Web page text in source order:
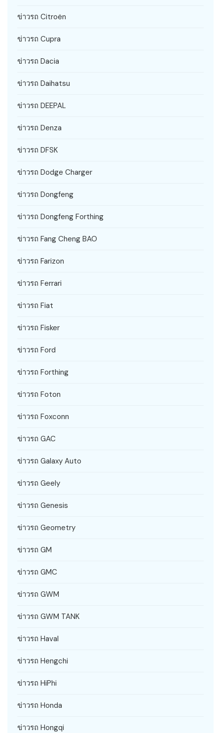
ข่าวรถ Citroën
ข่าวรถ Cupra
ข่าวรถ Dacia
ข่าวรถ Daihatsu
ข่าวรถ DEEPAL
ข่าวรถ Denza
ข่าวรถ DFSK
ข่าวรถ Dodge Charger
ข่าวรถ Dongfeng
ข่าวรถ Dongfeng Forthing
ข่าวรถ Fang Cheng BAO
ข่าวรถ Farizon
ข่าวรถ Ferrari
ข่าวรถ Fiat
ข่าวรถ Fisker
ข่าวรถ Ford
ข่าวรถ Forthing
ข่าวรถ Foton
ข่าวรถ Foxconn
ข่าวรถ GAC
ข่าวรถ Galaxy Auto
ข่าวรถ Geely
ข่าวรถ Genesis
ข่าวรถ Geometry
ข่าวรถ GM
ข่าวรถ GMC
ข่าวรถ GWM
ข่าวรถ GWM TANK
ข่าวรถ Haval
ข่าวรถ Hengchi
ข่าวรถ HiPhi
ข่าวรถ Honda
ข่าวรถ Hongqi